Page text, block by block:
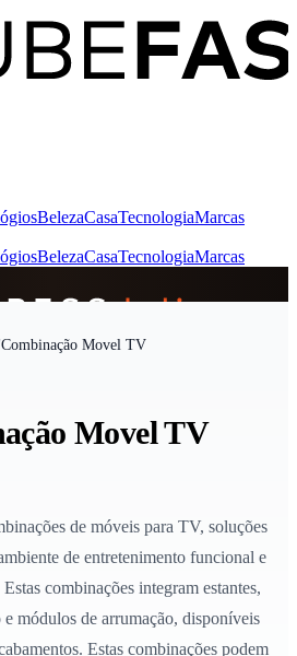
BelezaCasaTecnologiaMarcas
BelezaCasaTecnologiaMarcas
Combinação Movel TV
Movel TV
de móveis para TV, soluções
de entretenimento funcional e
combinações integram estantes,
e módulos de arrumação, disponíveis
Estas combinações podem